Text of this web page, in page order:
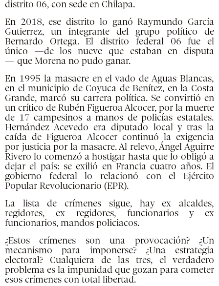
distrito 06, con sede en Chilapa.
En 2018, ese distrito lo ganó Raymundo García
Gutierrez, un integrante del grupo político de
Bernardo Ortega. El distrito federal 06 fue el
único —de los nueve que estaban en disputa
— que Morena no pudo ganar.
En 1995 la masacre en el vado de Aguas Blancas,
en el municipio de Coyuca de Benítez, en la Costa
Grande, marcó su carrera política. Se convirtió en
un crítico de Rubén Figueroa Alcocer, por la muerte
de 17 campesinos a manos de policías estatales.
Hernández Acevedo era diputado local y tras la
caída de Figueroa Alcocer continuó la exigencia
por justicia por la masacre. Al relevo, Ángel Aguirre
Rivero lo comenzó a hostigar hasta que lo obligó a
dejar el país: se exilió en Francia cuatro años. El
gobierno federal lo relacionó con el Ejército
Popular Revolucionario (EPR).
La lista de crímenes sigue, hay ex alcaldes,
regidores, ex regidores, funcionarios y ex
funcionarios, mandos policiacos.
¿Estos crímenes son una provocación? ¿Un
mecanismo para imponerse? ¿Una estrategia
electoral? Cualquiera de las tres, el verdadero
problema es la impunidad que gozan para cometer
esos crímenes con total libertad.